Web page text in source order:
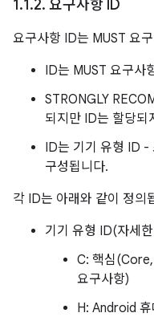
1 .1 .2. 요구사항 ID
요구사항 ID는 MUST 요
ID는 MUST 요구사
STRONGLY
되지만 ID는 할당되
ID는 기기 유형 ID
구성됩니다.
각 ID는 아래와 같이 정의
기기 유형 ID(자세
C: 핵심
요구사항)
H: Android